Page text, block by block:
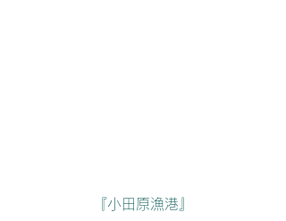
『小田原漁港』